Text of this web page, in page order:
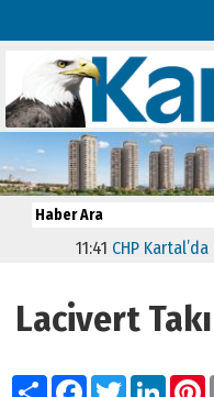
11:41 CHP Kartal’da
Lacivert
PaylaşFacebook
Twitter